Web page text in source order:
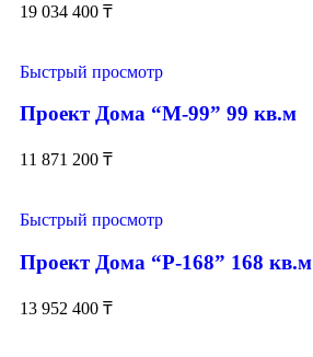
19 034 400 ₸
Быстрый просмотр
Проект Дома “М-99” 99 кв.м
11 871 200 ₸
Быстрый просмотр
Проект Дома “Р-168” 168 кв.м
13 952 400 ₸